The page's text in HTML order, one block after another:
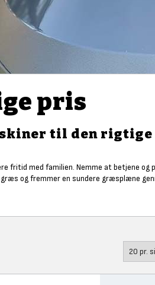
pris
til den
fritid med familien. Nemme at betjene og
og fremmer en sundere græsplæne